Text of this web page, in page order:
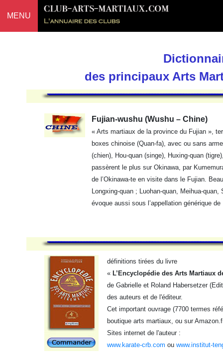
MENU
des principaux Arts
Fujian-wushu (Wushu – Chine)
« Arts martiaux de la province du Fujian »,
boxes chinoise (Quan-fa), avec ou sans
(chien), Hou-quan (singe), Huxing-quan
passèrent le plus sur Okinawa, par
de l’Okinawa-te en visite dans le Fujian.
Longxing-quan ; Luohan-quan, Meihua-
évoque aussi sous l’appellation générique de
définitions tirées du livre
« L’Encyclopédie des Arts Martiaux
de Gabrielle et Roland Habersetzer
des auteurs et de l'éditeur.
Cet important ouvrage (7700 termes
boutique arts martiaux, ou sur
Sites internet de l'auteur :
www.karate-crb.com ou www.institut-